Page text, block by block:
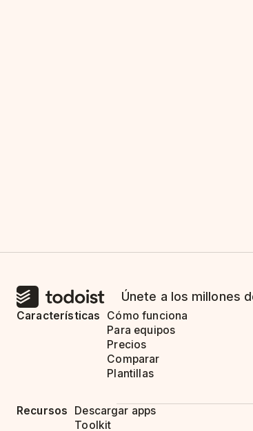
Únete a los millones
Características
Cómo funciona
Para equipos
Precios
Comparar
Plantillas
Recursos
Descargar apps
Toolkit